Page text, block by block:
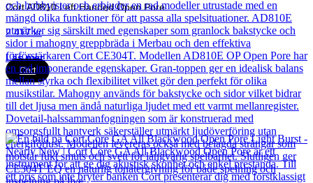
Cort AD810 Left Handed Open Pore
2 417kr
Läs mer
Cort